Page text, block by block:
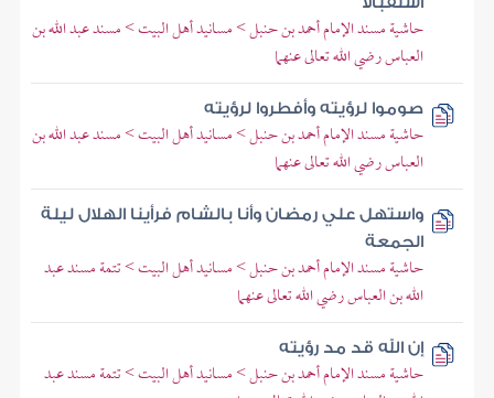
حاشية مسند الإمام أحمد بن حنبل > مسانيد أهل البيت > مسند عبد الله بن
العباس رضي الله تعالى عنهما
صوموا لرؤيته وأفطروا لرؤيته
حاشية مسند الإمام أحمد بن حنبل > مسانيد أهل البيت > مسند عبد الله بن
العباس رضي الله تعالى عنهما
واستهل علي رمضان وأنا بالشام فرأينا الهلال ليلة
الجمعة
حاشية مسند الإمام أحمد بن حنبل > مسانيد أهل البيت > تتمة مسند عبد
الله بن العباس رضي الله تعالى عنهما
إن الله قد مد رؤيته
حاشية مسند الإمام أحمد بن حنبل > مسانيد أهل البيت > تتمة مسند عبد